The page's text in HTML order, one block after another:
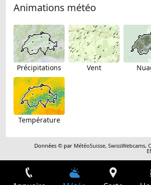
Animations météo
Précipitations Vent
Température
Données © par MétéoSuisse,SwissWebcams,